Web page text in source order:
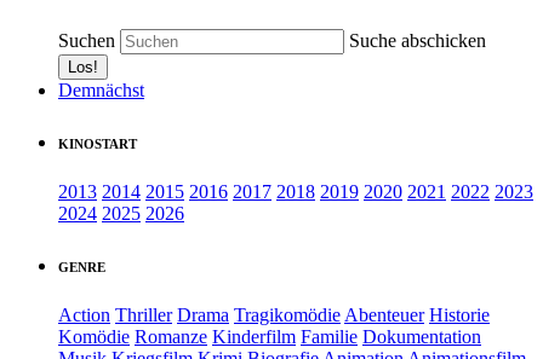
Suchen Suche abschicken
Demnächst
KINOSTART
2013 2014 2015 2016 2017 2018 2019 2020 2021 2022 2023
2024 2025 2026
GENRE
Action Thriller Drama Tragikomödie Abenteuer Historie
Komödie Romanze Kinderfilm Familie Dokumentation